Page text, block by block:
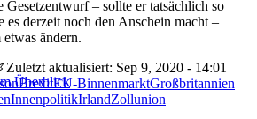
Gesetzentwurf – sollte er tatsächlich so
derzeit noch den Anschein macht –
ändern.
Überblick
Zuletzt aktualisiert: Sep 9, 2020 - 14:01
BrexitEU-BinnenmarktGroßbritannien
InnenpolitikIrlandZollunion